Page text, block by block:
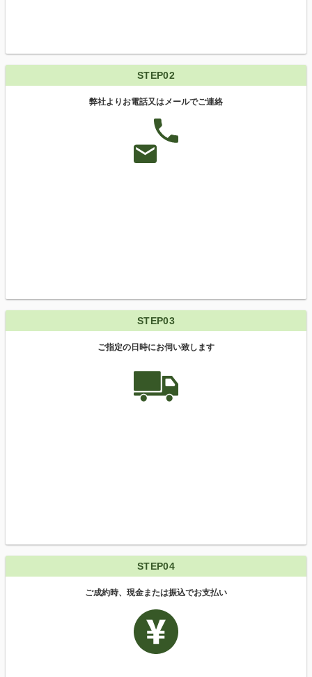
STEP02
弊社よりお電話又はメールでご連絡
STEP03
ご指定の日時にお伺い致します
STEP04
ご成約時、現金または振込でお支払い